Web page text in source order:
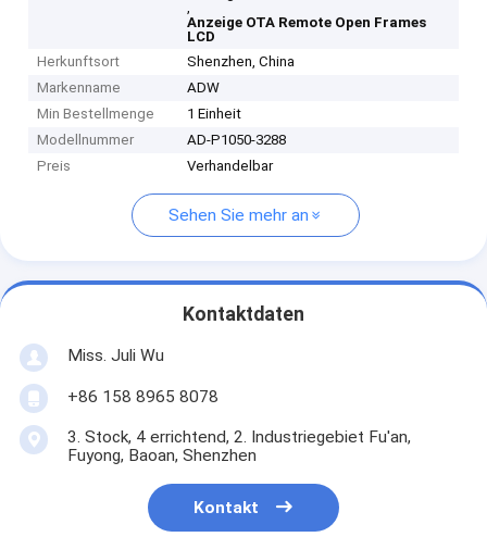
,
Anzeige OTA Remote Open Frames
LCD
Herkunftsort
Shenzhen, China
Markenname
ADW
Min Bestellmenge
1 Einheit
Modellnummer
AD-P1050-3288
Preis
Verhandelbar
Sehen Sie mehr an
Kontaktdaten
Miss. Juli Wu
+86 158 8965 8078
3. Stock, 4 errichtend, 2. Industriegebiet Fu'an,
Fuyong, Baoan, Shenzhen
Kontakt